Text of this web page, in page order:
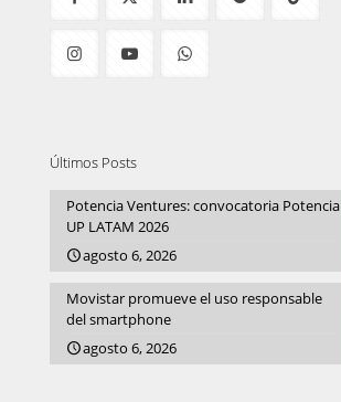
Últimos Posts
Potencia Ventures: convocatoria Potencia
UP LATAM 2026
agosto 6, 2026
Movistar promueve el uso responsable
del smartphone
agosto 6, 2026